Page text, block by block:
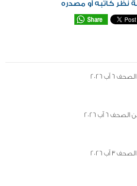
نظر كاتبه أو مصدره
6 آب 2026
6 آب 2026
3 آب 2026